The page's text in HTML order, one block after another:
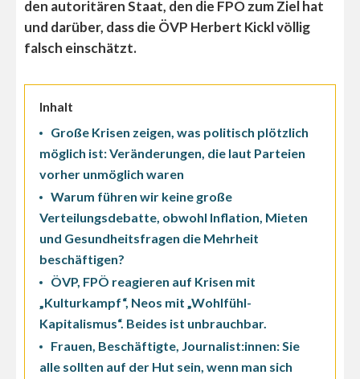
den autoritären Staat, den die FPÖ zum Ziel hat
und darüber, dass die ÖVP Herbert Kickl völlig
falsch einschätzt.
Inhalt
Große Krisen zeigen, was politisch plötzlich
möglich ist: Veränderungen, die laut Parteien
vorher unmöglich waren
Warum führen wir keine große
Verteilungsdebatte, obwohl Inflation, Mieten
und Gesundheitsfragen die Mehrheit
beschäftigen?
ÖVP, FPÖ reagieren auf Krisen mit
„Kulturkampf“, Neos mit „Wohlfühl-
Kapitalismus“. Beides ist unbrauchbar.
Frauen, Beschäftigte, Journalist:innen: Sie
alle sollten auf der Hut sein, wenn man sich